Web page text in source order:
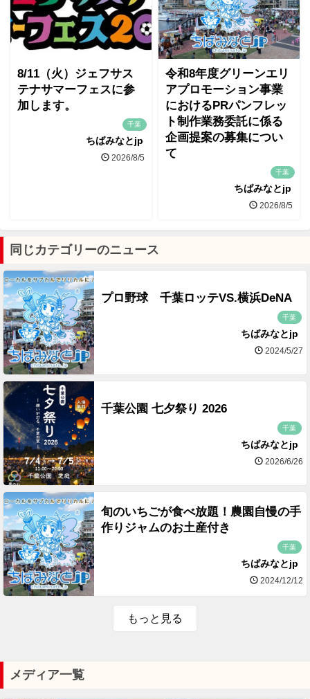
8/11（火）ジェフサス
テナサマーフェスに参
加します。
千葉
ちばみなとjp
2026/8/5
令和8年度グリーンエリ
アプロモーション事業
におけるPRパンフレッ
ト制作業務委託に係る
企画提案の募集につい
て
千葉
ちばみなとjp
2026/8/5
同じカテゴリーのニュース
プロ野球 千葉ロッテVS.横浜DeNA
千葉
ちばみなとjp
2024/5/27
千葉公園 七夕祭り 2026
千葉
ちばみなとjp
2026/6/26
旬のいちごが食べ放題！農園自慢の手
作りジャムのお土産付き
千葉
ちばみなとjp
2024/12/12
もっと見る
メディア一覧